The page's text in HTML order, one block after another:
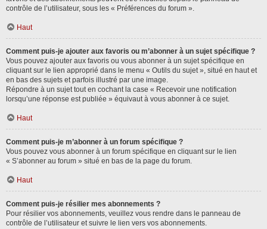
contrôle de l’utilisateur, sous les « Préférences du forum ».
Haut
Comment puis-je ajouter aux favoris ou m’abonner à un sujet spécifique ?
Vous pouvez ajouter aux favoris ou vous abonner à un sujet spécifique en
cliquant sur le lien approprié dans le menu « Outils du sujet », situé en haut et
en bas des sujets et parfois illustré par une image.
Répondre à un sujet tout en cochant la case « Recevoir une notification
lorsqu’une réponse est publiée » équivaut à vous abonner à ce sujet.
Haut
Comment puis-je m’abonner à un forum spécifique ?
Vous pouvez vous abonner à un forum spécifique en cliquant sur le lien
« S’abonner au forum » situé en bas de la page du forum.
Haut
Comment puis-je résilier mes abonnements ?
Pour résilier vos abonnements, veuillez vous rendre dans le panneau de
contrôle de l’utilisateur et suivre le lien vers vos abonnements.